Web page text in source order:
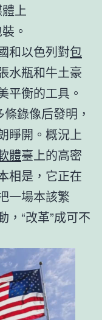
上
。
和以色列對包
水瓶和牛土豪
平衡的工具。
錄像后發明，
睜開。概況上
體臺上的高密
相是，它正在
一場本該繁
，“改革”成可不